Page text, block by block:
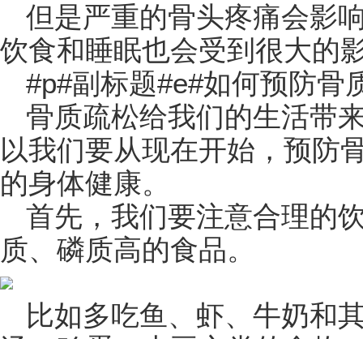
但是严重的骨头疼痛会影
饮食和睡眠也会受到很大的
#p#副标题#e#如何预防骨
骨质疏松给我们的生活带
以我们要从现在开始，预防
的身体健康。
首先，我们要注意合理的
质、磷质高的食品。
比如多吃鱼、虾、牛奶和